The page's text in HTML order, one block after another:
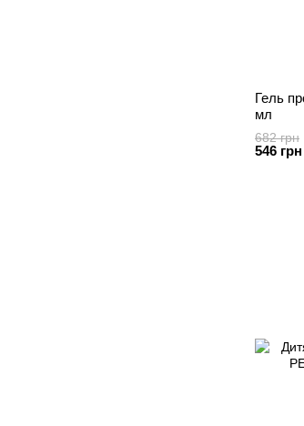
Гель
мл
682 грн
546 грн